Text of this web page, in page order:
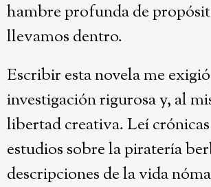
hambre profunda de
llevamos dentro.
Escribir esta novela me exigió
investigación rigurosa y, al
libertad creativa. Leí
estudios sobre la piratería
descripciones de la vida